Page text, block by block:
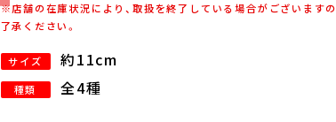
※店舗の在庫状況により、取扱を終了している場合がございます
了承ください。
サイズ 約11cm
種類 全4種